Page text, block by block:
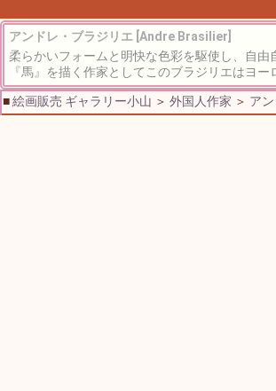
アンドレ・ブラジリエ [Andre Brasilier]
柔らかいフォームと明快な色彩を駆使し、自
『馬』を描く作家としてこのブラジリエはヨ
■絵画販売 ギャラリー小山 ＞ 外国人作家 ＞ ア